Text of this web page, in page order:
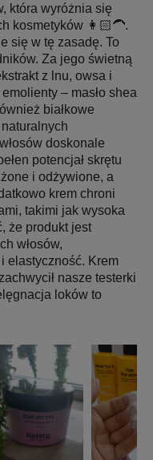
która wyróżnia się
kosmetyków 👩🏻‍🦱.
się w tę zasadę. To
Za jego świetną
z lnu, owsa i
– masło shea
białkowe
doskonale
potencjał skrętu
i odżywione, a
krem chroni
takimi jak wysoka
że produkt jest
włosów,
elastyczność. Krem
nasze testerki
loków to